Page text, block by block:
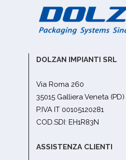
DOLZAN IMPIANTI SRL
Via Roma 260
35015 Galliera Veneta (PD)
P.IVA IT 00105120281
COD.SDI: EH1R83N
ASSISTENZA CLIENTI